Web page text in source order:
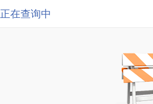
正在查询中